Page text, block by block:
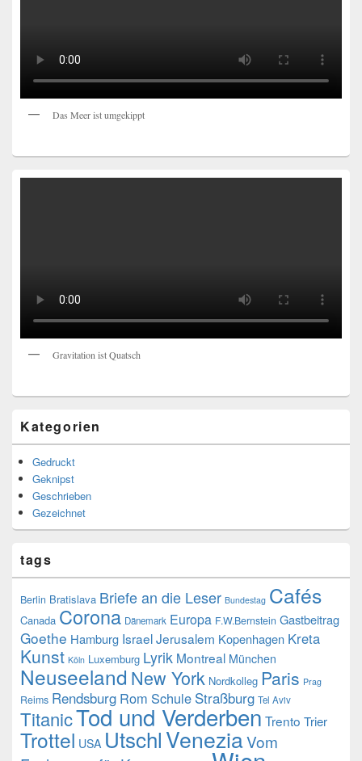
Das Meer ist umgekippt
Gravitation ist Quatsch
Kategorien
Gedruckt
Geknipst
Geschrieben
Gezeichnet
tags
Berlin Bratislava Briefe an die Leser Bundestag Cafés
Canada Corona Dänemark Europa F.W.Bernstein Gastbeitrag
Goethe Hamburg IsraelJerusalem Kopenhagen Kreta
Kunst Köln Luxemburg Lyrik Montreal München
Neuseeland New York Nordkolleg Paris Prag
Reims Rendsburg Rom Schule Straßburg Tel Aviv
TitanicTod und Verderben Trento Trier
Trottel USA UtschlVeneziaVom